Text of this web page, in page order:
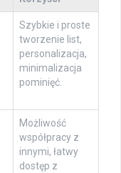
Szybkie i proste
tworzenie list,
personalizacja,
minimalizacja
pominięć.
Możliwość
współpracy z
innymi, łatwy
dostęp z